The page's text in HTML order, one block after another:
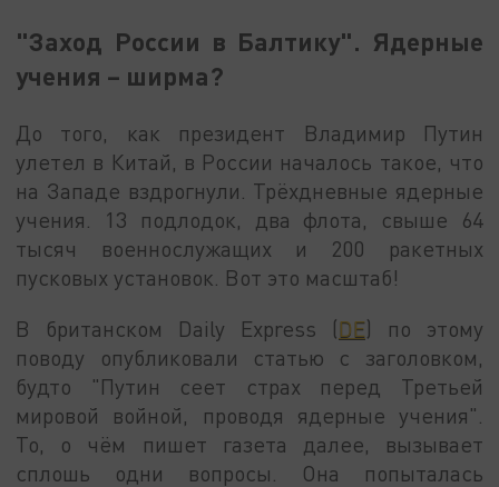
"Заход России в Балтику". Ядерные
учения – ширма?
До того, как президент Владимир Путин
улетел в Китай, в России началось такое, что
на Западе вздрогнули. Трёхдневные ядерные
учения. 13 подлодок, два флота, свыше 64
тысяч военнослужащих и 200 ракетных
пусковых установок. Вот это масштаб!
В британском Daily Express (DE) по этому
поводу опубликовали статью с заголовком,
будто "Путин сеет страх перед Третьей
мировой войной, проводя ядерные учения".
То, о чём пишет газета далее, вызывает
сплошь одни вопросы. Она попыталась